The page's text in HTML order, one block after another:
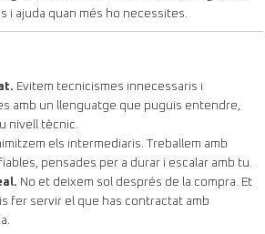
i ajuda quan més ho necessites.
Evitem tecnicismes innecessaris i
amb un llenguatge que puguis entendre,
nivell tècnic.
els intermediaris. Treballem amb
pensades per a durar i escalar amb tu.
No et deixem sol després de la compra. Et
fer servir el que has contractat amb